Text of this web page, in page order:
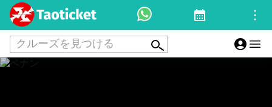
クルーズを見つける